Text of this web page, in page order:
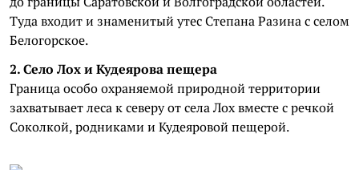
Туда входит и знаменитый утес Степана Разина с селом
Белогорское.
2. Село Лох и Кудеярова пещера
Граница особо охраняемой природной территории
захватывает леса к северу от села Лох вместе с речкой
Соколкой, родниками и Кудеяровой пещерой.